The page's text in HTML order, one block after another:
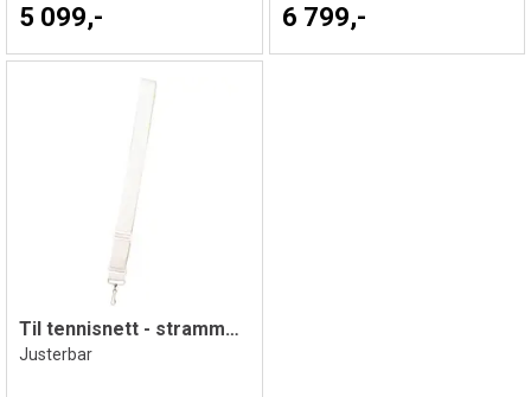
5 099,- 6 799,-
Til tennisnett - strammebånd
Justerbar